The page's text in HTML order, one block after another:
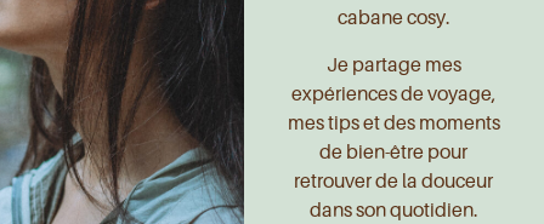
cabane cosy.
Je partage mes
expériences de voyage,
mes tips et des moments
de bien-être pour
retrouver de la douceur
dans son quotidien.